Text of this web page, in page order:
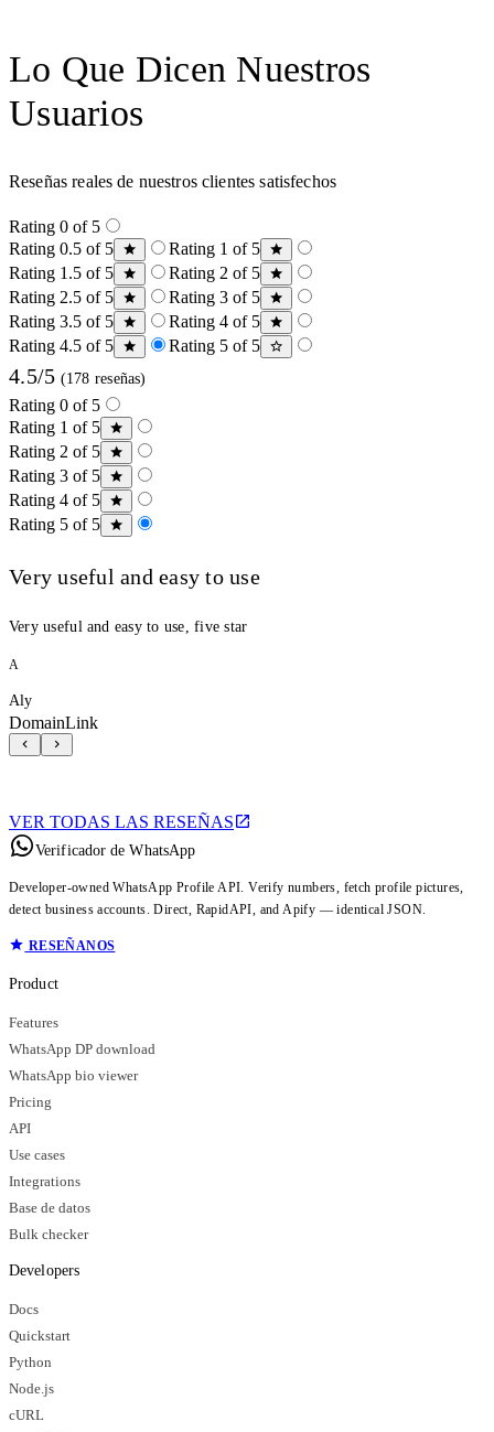
Lo Que Dicen Nuestros
Usuarios
Reseñas reales de nuestros clientes satisfechos
Rating 0 of 5
Rating 0.5 of 5
Rating 1 of 5
Rating 1.5 of 5
Rating 2 of 5
Rating 2.5 of 5
Rating 3 of 5
Rating 3.5 of 5
Rating 4 of 5
Rating 4.5 of 5
Rating 5 of 5
4.5/5 (178 reseñas)
Rating 0 of 5
Rating 1 of 5
Rating 2 of 5
Rating 3 of 5
Rating 4 of 5
Rating 5 of 5
Very useful and easy to use
Very useful and easy to use, five star
A
Aly
DomainLink
VER TODAS LAS RESEÑAS
Verificador de WhatsApp
Developer-owned WhatsApp Profile API. Verify numbers, fetch profile pictures,
detect business accounts. Direct, RapidAPI, and Apify — identical JSON.
RESEÑANOS
Product
Features
WhatsApp DP download
WhatsApp bio viewer
Pricing
API
Use cases
Integrations
Base de datos
Bulk checker
Developers
Docs
Quickstart
Python
Node.js
cURL